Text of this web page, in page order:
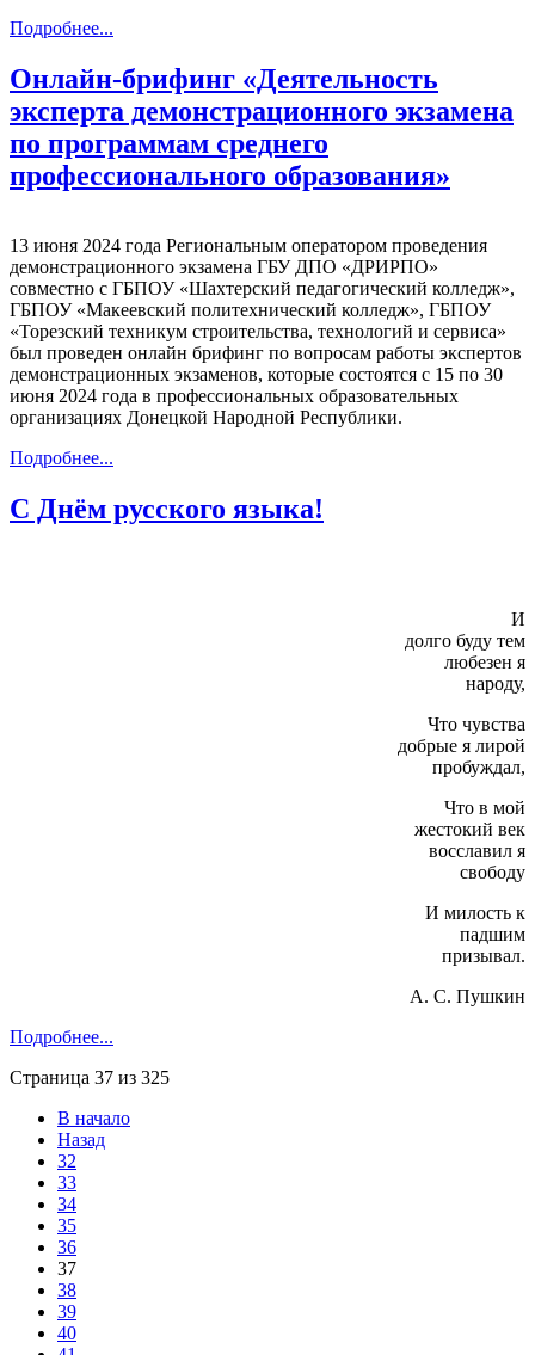
Подробнее...
Онлайн-брифинг «Деятельность
эксперта демонстрационного экзамена
по программам среднего
профессионального образования»
13 июня 2024 года Региональным оператором проведения
демонстрационного экзамена ГБУ ДПО «ДРИРПО»
совместно с ГБПОУ «Шахтерский педагогический колледж»,
ГБПОУ «Макеевский политехнический колледж», ГБПОУ
«Торезский техникум строительства, технологий и сервиса»
был проведен онлайн брифинг по вопросам работы экспертов
демонстрационных экзаменов, которые состоятся с 15 по 30
июня 2024 года в профессиональных образовательных
организациях Донецкой Народной Республики.
Подробнее...
С Днём русского языка!
И
долго буду тем
любезен я
народу,
Что чувства
добрые я лирой
пробуждал,
Что в мой
жестокий век
восславил я
свободу
И милость к
падшим
призывал.
А. С. Пушкин
Подробнее...
Страница 37 из 325
В начало
Назад
32
33
34
35
36
37
38
39
40